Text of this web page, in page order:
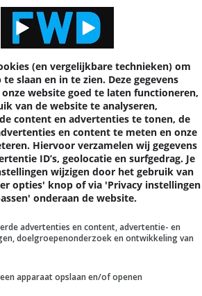
(en vergelijkbare technieken) om
slaan en in te zien. Deze gegevens
website goed te laten functioneren,
van de website te analyseren,
content en advertenties te tonen, de
en content te meten en onze
Hiervoor verzamelen wij gegevens
ID’s, geolocatie en surfgedrag. Je
wijzigen door het gebruik van
opties' knop of via 'Privacy instellingen
onderaan de website.
advertenties en content, advertentie- en
doelgroepenonderzoek en ontwikkeling van
apparaat opslaan en/of openen